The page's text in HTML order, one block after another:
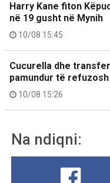
Harry Kane fiton
në 19 gusht në Mynih
10/08 15:45
Cucurella dhe
pamundur të
10/08 15:26
Na ndiqni: